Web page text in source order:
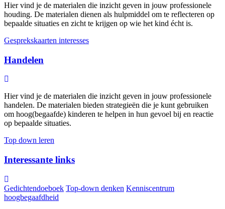
Hier vind je de materialen die inzicht geven in jouw professionele
houding. De materialen dienen als hulpmiddel om te reflecteren op
bepaalde situaties en zicht te krijgen op wie het kind écht is.
Gesprekskaarten interesses
Handelen
Hier vind je de materialen die inzicht geven in jouw professionele
handelen. De materialen bieden strategieën die je kunt gebruiken
om hoog(begaafde) kinderen te helpen in hun gevoel bij en reactie
op bepaalde situaties.
Top down leren
Interessante links
Gedichtendoeboek Top-down denken Kenniscentrum
hoogbegaafdheid